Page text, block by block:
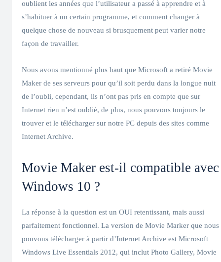
oublient les années que l’utilisateur a passé à apprendre et à
s’habituer à un certain programme, et comment changer à
quelque chose de nouveau si brusquement peut varier notre
façon de travailler.
Nous avons mentionné plus haut que Microsoft a retiré Movie
Maker de ses serveurs pour qu’il soit perdu dans la longue nuit
de l’oubli, cependant, ils n’ont pas pris en compte que sur
Internet rien n’est oublié, de plus, nous pouvons toujours le
trouver et le télécharger sur notre PC depuis des sites comme
Internet Archive.
Movie Maker est-il compatible avec
Windows 10 ?
La réponse à la question est un OUI retentissant, mais aussi
parfaitement fonctionnel. La version de Movie Marker que nous
pouvons télécharger à partir d’Internet Archive est Microsoft
Windows Live Essentials 2012, qui inclut Photo Gallery, Movie